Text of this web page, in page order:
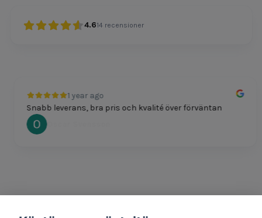
4.614 recensioner
1 year ago
Snabb leverans, bra pris och kvalité över förväntan
Oscar Svensson